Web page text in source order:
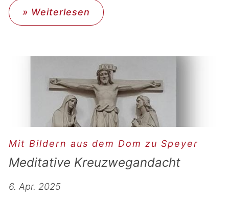
» Weiterlesen
Mit Bildern aus dem Dom zu Speyer
Meditative Kreuzwegandacht
6. Apr. 2025